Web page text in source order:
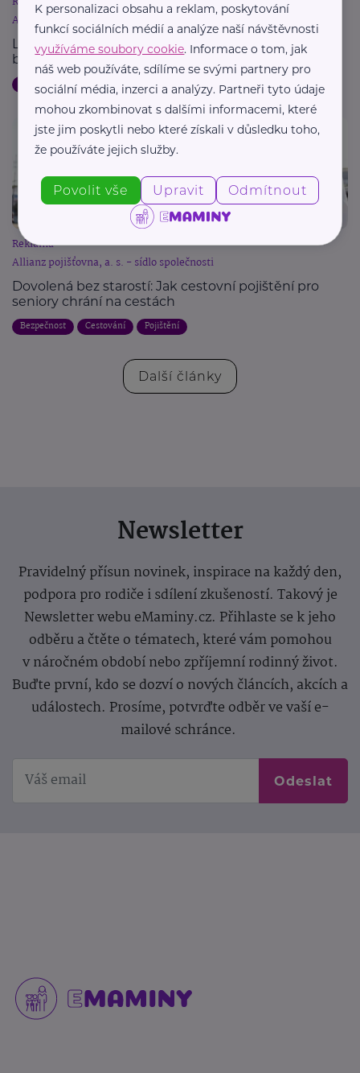
Allianz pojišťovna, a. s. - sídlo společnosti
Letní dovolená a pojištění: Jak chránit svůj majetek
během cest
Dovolená Bezpečnost Cestování Pojištění
Reklama
Allianz pojišťovna, a. s. - sídlo společnosti
Dovolená bez starostí: Jak cestovní pojištění pro
seniory chrání na cestách
Bezpečnost Cestování Pojištění
Další články
Newsletter
Pravidelný přísun novinek, inspirace na každý den,
podpora pro rodiče i sdílení zkušeností. Takový je
Newsletter webu eMaminy.cz. Přihlaste se k jeho
odběru a čtěte o tématech, které vám pomohou
v náročném období nebo zpříjemní rodinný život.
Buďte první, kdo se dozví o nových článcích, akcích a
událostech. Prosíme, potvrďte odběr ve vaší e-
mailové schránce.
Odeslat
K personalizaci obsahu a reklam, poskytování
funkcí sociálních médií a analýze naší návštěvnosti
využíváme soubory cookie. Informace o tom, jak
náš web používáte, sdílíme se svými partnery pro
sociální média, inzerci a analýzy. Partneři tyto údaje
mohou zkombinovat s dalšími informacemi, které
jste jim poskytli nebo které získali v důsledku toho,
že používáte jejich služby.
Povolit vše Upravit Odmítnout